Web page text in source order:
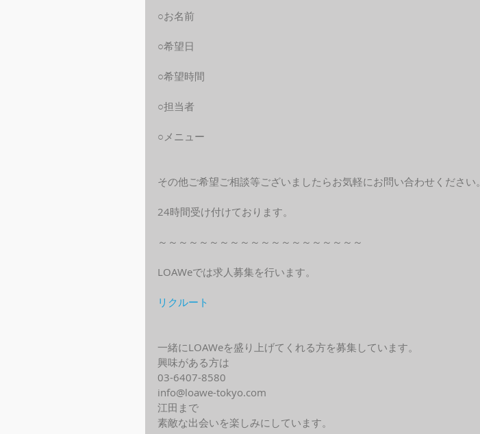
○お名前
○希望日
○希望時間
○担当者
○メニュー
その他ご希望ご相談等ございましたらお気軽にお問い合わせください。
24時間受け付けております。
～～～～～～～～～～～～～～～～～～～～
LOAWeでは求人募集を行います。
リクルート
一緒にLOAWeを盛り上げてくれる方を募集しています。
興味がある方は
03-6407-8580
info@loawe-tokyo.com
江田まで
素敵な出会いを楽しみにしています。